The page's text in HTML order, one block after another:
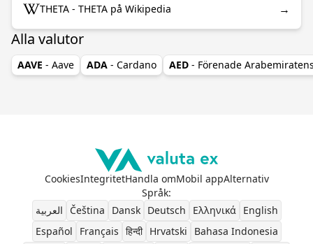
THETA - THETA på Wikipedia →
Alla valutor
AAVE - Aave ADA - Cardano AED - Förenade
CookiesIntegritetHandla omMobil appAlternativ
Språk:
العربية
Čeština Dansk Deutsch Ελληνικά
English
Español
Français हिन्दी Hrvatski Bahasa Indonesia